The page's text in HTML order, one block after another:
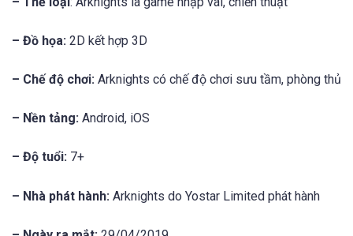
– Đồ họa: 2D kết hợp 3D
– Chế độ chơi: Arknights có chế độ chơi sưu tầm, phòng thủ
– Nền tảng: Android, iOS
– Độ tuổi: 7+
– Nhà phát hành: Arknights do Yostar Limited phát hành